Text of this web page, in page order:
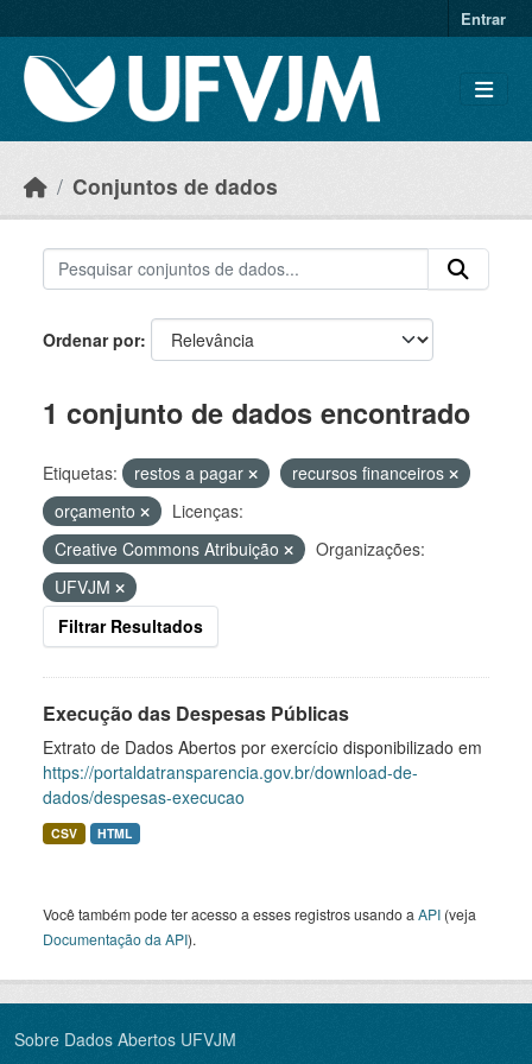
Entrar
Conjuntos de dados
Ordenar por
1 conjunto de dados encontrado
Etiquetas: restos a pagar
recursos financeiros
orçamento
Licenças:
Creative Commons Atribuição
Organizações:
UFVJM
Filtrar Resultados
Execução das Despesas Públicas
Extrato de Dados Abertos por exercício disponibilizado em
https://portaldatransparencia.gov.br/download-de-
dados/despesas-execucao
CSV HTML
Você também pode ter acesso a esses registros usando a API (veja
Documentação da API).
Sobre Dados Abertos UFVJM